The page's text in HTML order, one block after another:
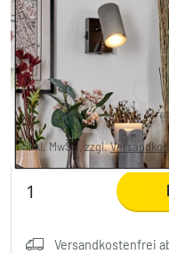
Javel
flammig
-33% 19,99 €
Sie sparen10,00 €
inkl. MwSt., zzgl.
Versandkostenfrei